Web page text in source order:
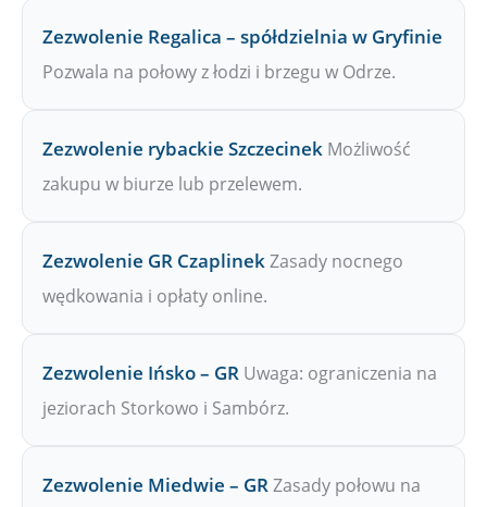
Zezwolenie Regalica – spółdzielnia w Gryfinie
Pozwala na połowy z łodzi i brzegu w Odrze.
Zezwolenie rybackie Szczecinek Możliwość
zakupu w biurze lub przelewem.
Zezwolenie GR CzaplinekZasady nocnego
wędkowania i opłaty online.
Zezwolenie Ińsko – GR Uwaga: ograniczenia na
jeziorach Storkowo i Sambórz.
Zezwolenie Miedwie – GRZasady połowu na